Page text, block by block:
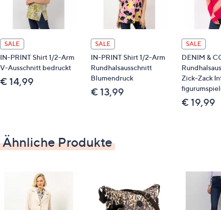
Perlmutt
komplett bedruckt
Maße (Größe 38) & Passform
Länge: vorne 70 cm/hinten 72 cm
figurumspielend
hüftumspielende Länge
Maschinenwäsche/Schonwäsche 30 Grad
Gut zu wissen
SALE
IN-PRINT Shirt 1/2-Arm
V-Ausschnitt bedruckt
€ 14,99
SALE
IN-PRINT Shirt 1/2-Arm
Rundhalsausschnitt
Blumendruck
€ 13,99
SALE
DENIM &
Zick-Zack
€ 19,99
Ähnliche Produkte